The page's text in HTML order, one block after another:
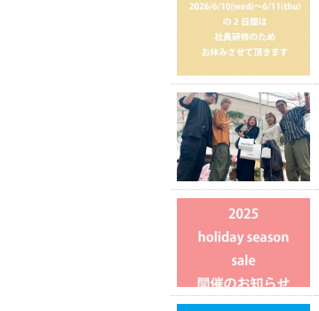
ィ
ン
ド
ウ
で
き
ま
す)